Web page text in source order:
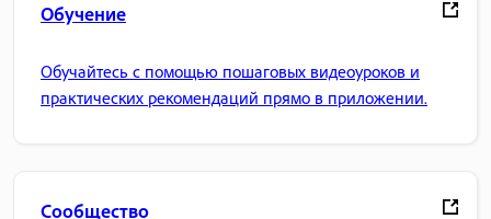
Обучение
Обучайтесь с помощью пошаговых видеоуроков и
практических рекомендаций прямо в приложении.
Сообщество